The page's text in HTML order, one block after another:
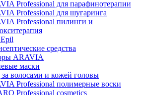
Professional для парафинотерапии
Professional для шугаринга
Professional пилинги и
средства
ARAVIA
маски
за волосами и кожей головы
Professional полимерные воски
Professional cosmetics